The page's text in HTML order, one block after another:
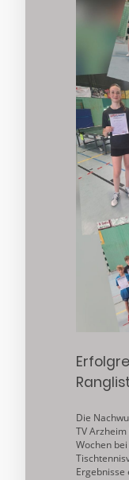
Die
TV
Wochen
Ergebnisse